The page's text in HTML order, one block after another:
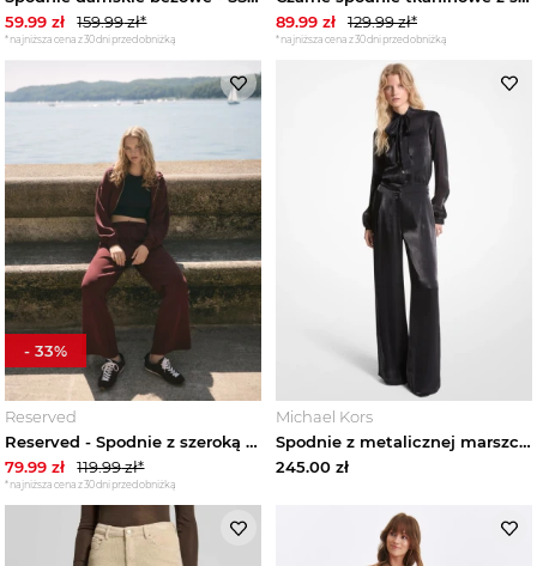
59.99 zł 159.99zł*
*najniższa cena z 30 dni przed obniżką
89.99 zł 129.99zł*
*najniższa cena z 30 dni przed obniżką
Reserved
Reserved - Spodnie z szeroką nogawką - bordowy
79.99 zł 119.99zł*
*najniższa cena z 30 dni przed obniżką
-33%
Michael Kors
Spodnie z metalicznej marszczonej podwójnej żorżety z szeroką nogawką Michael Kors CZARNY (Czarny)
245.00 zł